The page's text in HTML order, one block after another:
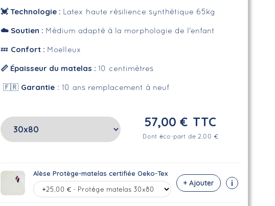
💓Technologie : Latex haute résilience synthétique 65kg
☁️ Soutien : Médium adapté à la morphologie de l'enfant
💤 Confort : Moelleux
📏 Épaisseur du matelas :10 centimètres
🇫🇷 Garantie : 10 ans remplacement à neuf
57,00 € TTC
Dont éco-part de 2.00 €
Alèse Protège-matelas certifiée Oeko-Tex
+ Ajouter i